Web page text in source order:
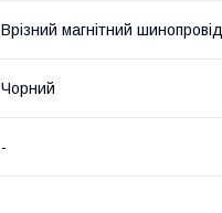
Врізний магнітний шинопровід
Чорний
-